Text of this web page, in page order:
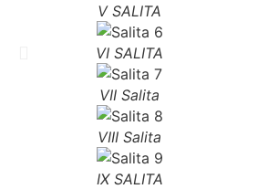
V SALITA
VI SALITA
VII Salita
VIII Salita
IX SALITA